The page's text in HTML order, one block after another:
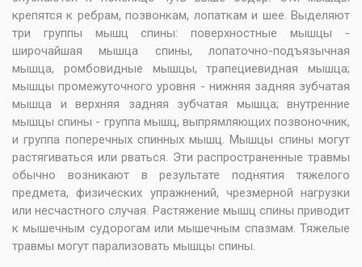
крепятся к ребрам, позвонкам, лопаткам и шее. Выделяют
три группы мышц спины: поверхностные мышцы -
широчайшая мышца спины, лопаточно-подъязычная
мышца, ромбовидные мышцы, трапециевидная мышца;
мышцы промежуточного уровня - нижняя задняя зубчатая
мышца и верхняя задняя зубчатая мышца; внутренние
мышцы спины - группа мышц, выпрямляющих позвоночник,
и группа поперечных спинных мышц. Мышцы спины могут
растягиваться или рваться. Эти распространенные травмы
обычно возникают в результате поднятия тяжелого
предмета, физических упражнений, чрезмерной нагрузки
или несчастного случая. Растяжение мышц спины приводит
к мышечным судорогам или мышечным спазмам. Тяжелые
травмы могут парализовать мышцы спины.